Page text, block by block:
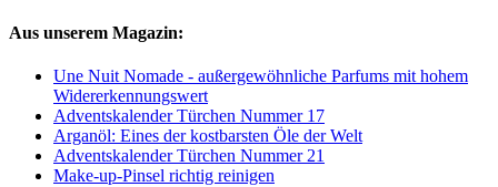
Aus unserem Magazin:
Une Nuit Nomade - außergewöhnliche Parfums mit hohem
Widererkennungswert
Adventskalender Türchen Nummer 17
Arganöl: Eines der kostbarsten Öle der Welt
Adventskalender Türchen Nummer 21
Make-up-Pinsel richtig reinigen